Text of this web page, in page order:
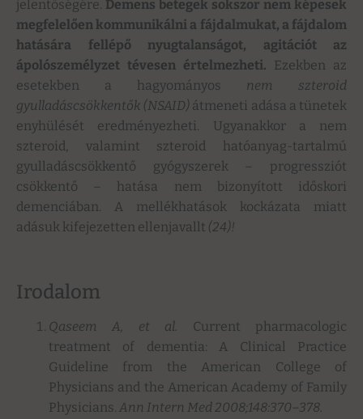
jelentőségére. Demens betegek sokszor nem képesek
megfelelően kommunikálni a fájdalmukat, a fájdalom
hatására fellépő nyugtalanságot, agitációt az
ápolószemélyzet tévesen értelmezheti. Ezekben az
esetekben a hagyományos nem szteroid
gyulladáscsökkentők (NSAID) átmeneti adása a tünetek
enyhülését eredményezheti. Ugyanakkor a nem
szteroid, valamint szteroid hatóanyag-tartalmú
gyulladáscsökkentő gyógyszerek – progressziót
csökkentő – hatása nem bizonyított időskori
demenciában. A mellékhatások kockázata miatt
adásuk kifejezetten ellenjavallt (24)!
Irodalom
Qaseem A, et al. Current pharmacologic
treatment of dementia: A Clinical Practice
Guideline from the American College of
Physicians and the American Academy of Family
Physicians. Ann Intern Med 2008;148:370–378.